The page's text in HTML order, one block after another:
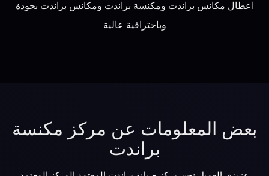
اعطال مكانس براندت ومكنسة براندت ومكانس براندت بجودة
وباحترافية عالية
بعض المعلومات عن مركز مكنسة
براندت